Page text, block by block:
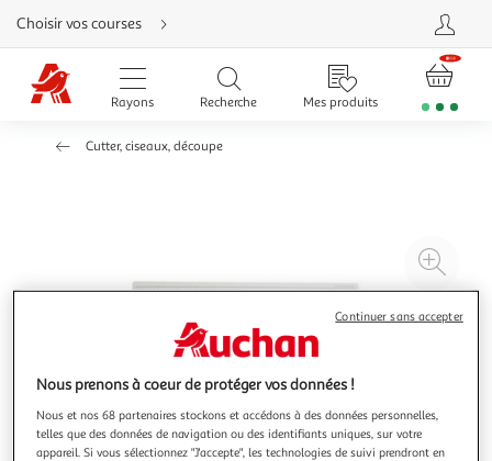
Aller
directement
au
contenu
Aller
directement
Aller
besoin
Choisir vos courses
Rayons Recherche Mes produits
Cutter, ciseaux, découpe
à
Nous prenons à coeur de protéger vos données !
Nous et nos 68 partenaires stockons et accédons à des données personnelles,
telles que des données de navigation ou des identifiants uniques, sur votre
appareil. Si vous sélectionnez "J'accepte", les technologies de suivi prendront en
Continuer sans accepter